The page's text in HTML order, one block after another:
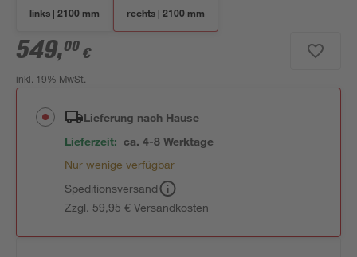
links | 2100 mm rechts | 2100 mm
549,00 €
inkl. 19% MwSt.
Lieferung nach Hause
Lieferzeit: ca. 4-8 Werktage
Nur wenige verfügbar
Speditionsversand
Zzgl. 59,95 € Versandkosten